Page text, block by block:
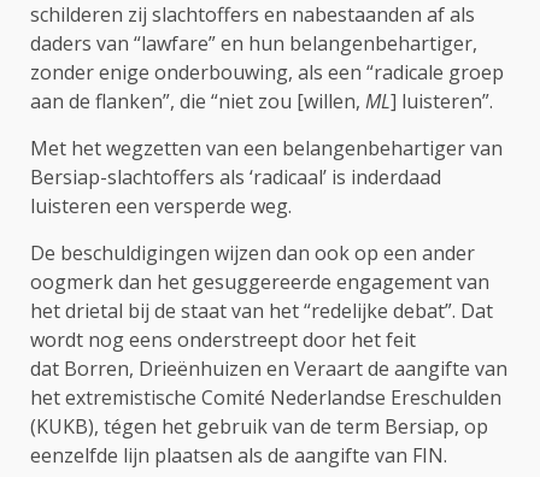
schilderen zij slachtoffers en nabestaanden af als
daders van “lawfare” en hun belangenbehartiger,
zonder enige onderbouwing, als een “radicale groep
aan de flanken”, die “niet zou [willen, ML] luisteren”.
Met het wegzetten van een belangenbehartiger van
Bersiap-slachtoffers als ‘radicaal’ is inderdaad
luisteren een versperde weg.
De beschuldigingen wijzen dan ook op een ander
oogmerk dan het gesuggereerde engagement van
het drietal bij de staat van het “redelijke debat”. Dat
wordt nog eens onderstreept door het feit
dat Borren, Drieënhuizen en Veraart de aangifte van
het extremistische Comité Nederlandse Ereschulden
(KUKB), tégen het gebruik van de term Bersiap, op
eenzelfde lijn plaatsen als de aangifte van FIN.